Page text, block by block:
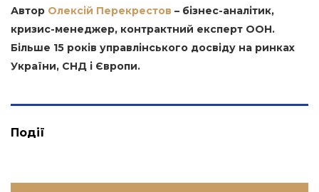
Автор Олексій Перекрестов – бізнес-аналітик,
кризис-менеджер, контрактний експерт ООН.
Більше 15 років управлінського досвіду на ринках
України, СНД і Європи.
Події